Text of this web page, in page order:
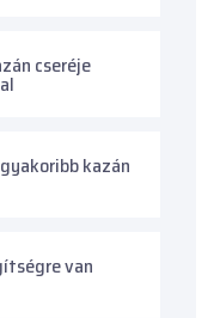
cseréje
kazán
van